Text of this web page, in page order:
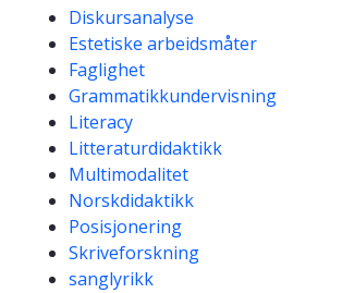
Kompetanseord
Diskursanalyse
Estetiske arbeidsmåter
Faglighet
Grammatikkundervisning
Literacy
Litteraturdidaktikk
Multimodalitet
Norskdidaktikk
Posisjonering
Skriveforskning
sanglyrikk